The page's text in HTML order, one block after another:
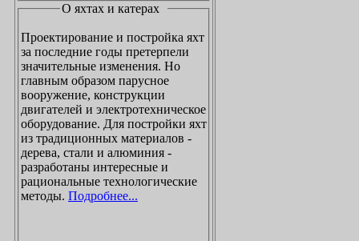
О яхтах и катерах
Проектирование и постройка яхт
за последние годы претерпели
значительные изменения. Но
главным образом парусное
вооружение, конструкции
двигателей и электротехническое
оборудование. Для постройки яхт
из традиционных материалов -
дерева, стали и алюминия -
разработаны интересные и
рациональные технологические
методы. Подробнее...